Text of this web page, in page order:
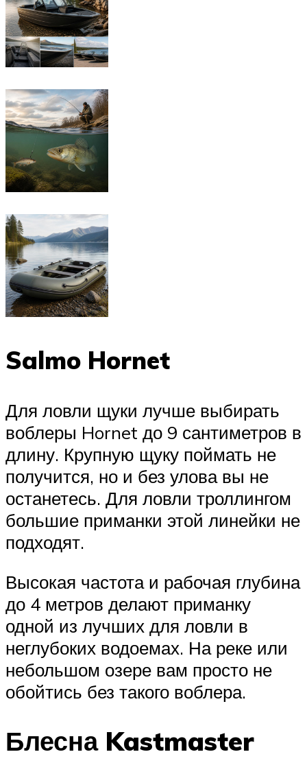
Salmo Hornet
Для ловли щуки лучше выбирать
воблеры Hornet до 9 сантиметров в
длину. Крупную щуку поймать не
получится, но и без улова вы не
останетесь. Для ловли троллингом
большие приманки этой линейки не
подходят.
Высокая частота и рабочая глубина
до 4 метров делают приманку
одной из лучших для ловли в
неглубоких водоемах. На реке или
небольшом озере вам просто не
обойтись без такого воблера.
Блесна Kastmaster